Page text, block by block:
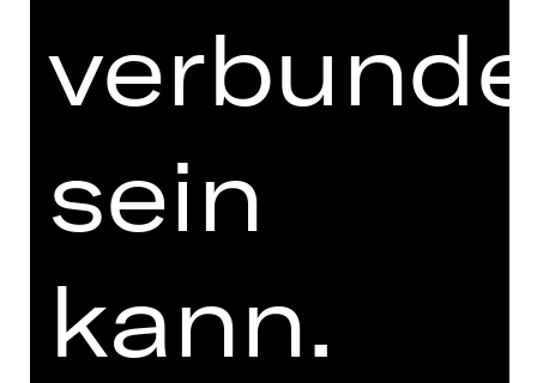
UNTERSTÜTZUNG
Deutschen Museum Nürnberg –
DAS ZUKUNFTSMUSEUM
sein
kann.